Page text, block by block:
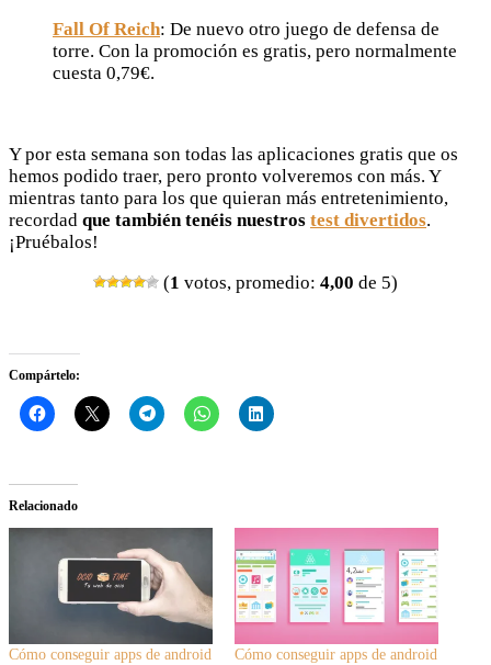
Fall Of Reich: De nuevo otro juego de defensa de
torre. Con la promoción es gratis, pero normalmente
cuesta 0,79€.
Y por esta semana son todas las aplicaciones gratis que os
hemos podido traer, pero pronto volveremos con más. Y
mientras tanto para los que quieran más entretenimiento,
recordad que también tenéis nuestros test divertidos.
¡Pruébalos!
(1 votos, promedio: 4,00 de 5)
Compártelo:
Relacionado
Cómo conseguir apps de android
Cómo conseguir apps de android